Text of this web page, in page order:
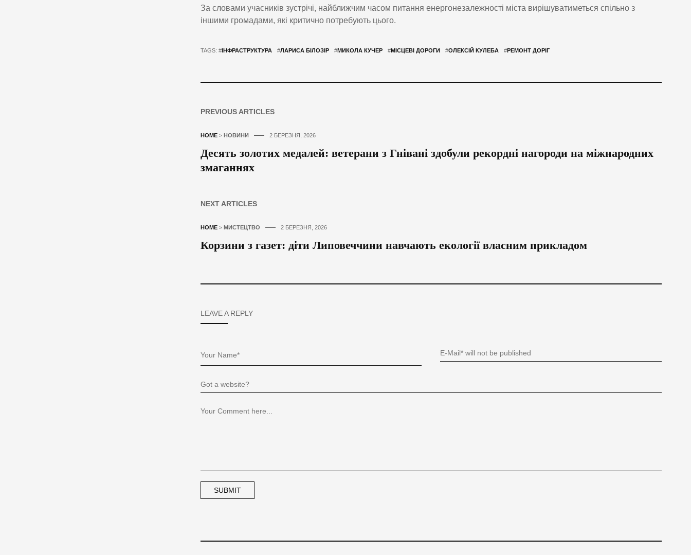
За словами учасників зустрічі, найближчим часом питання енергонезалежності міста вирішуватиметься спільно з
іншими громадами, які критично потребують цього.
TAGS: #ІНФРАСТРУКТУРА #ЛАРИСА БІЛОЗІР #МИКОЛА КУЧЕР #МІСЦЕВІ ДОРОГИ #ОЛЕКСІЙ КУЛЕБА #РЕМОНТ ДОРІГ
PREVIOUS ARTICLES
HOME> НОВИНИ 2 БЕРЕЗНЯ, 2026
Десять золотих медалей: ветерани з Гнівані здобули рекордні нагороди на міжнародних
змаганнях
NEXT ARTICLES
HOME> МИСТЕЦТВО 2 БЕРЕЗНЯ, 2026
Корзини з газет: діти Липовеччини навчають екології власним прикладом
LEAVE A REPLY